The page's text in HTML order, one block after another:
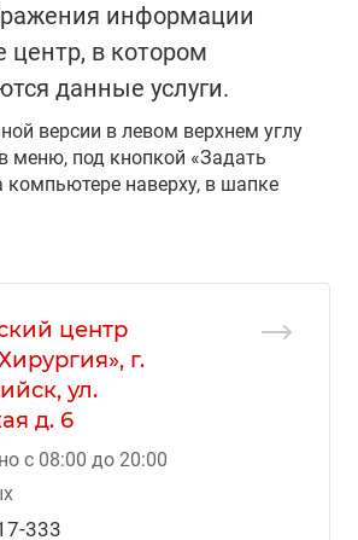
информации
центр, в котором
данные услуги.
версии в левом верхнем углу
меню, под кнопкой «Задать
компьютере наверху, в шапке
центр
г.
ул.
д. 6
с 08:00 до 20:00
333